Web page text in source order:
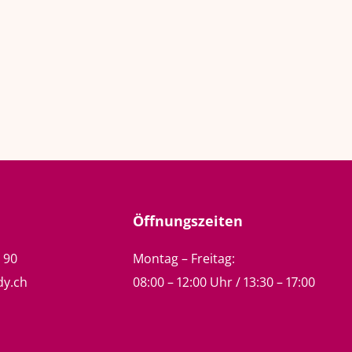
90
Öffnungszeiten
Montag – Freitag:
08:00 – 12:00 Uhr / 13:30 – 17:00